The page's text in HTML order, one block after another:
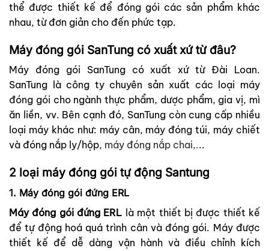
thể được thiết kế để đóng gói các sản phẩm khác
nhau, từ đơn giản cho đến phức tạp.
Máy đóng gói SanTung có xuất xứ từ đâu?
Máy đóng gói SanTung có xuất xứ từ Đài Loan.
SanTung là công ty chuyên sản xuất các loại máy
đóng gói cho ngành thực phẩm, dược phẩm, gia vị, mì
ăn liền, vv. Bên cạnh đó, SanTung còn cung cấp nhiều
loại máy khác như: máy cân, máy đóng túi, máy chiết
và đóng nắp ly/hộp, máy đóng nắp chai,...
2 loại máy đóng gói tự động Santung
1. Máy đóng gói đứng ERL
Máy đóng gói đứng ERL là một thiết bị được thiết kế
để tự động hoá quá trình cân và đóng gói. Máy được
thiết kế để dễ dàng vận hành và điều chỉnh kích